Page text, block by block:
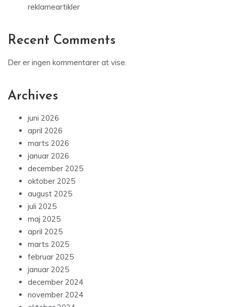
reklameartikler
Recent Comments
Der er ingen kommentarer at vise.
Archives
juni 2026
april 2026
marts 2026
januar 2026
december 2025
oktober 2025
august 2025
juli 2025
maj 2025
april 2025
marts 2025
februar 2025
januar 2025
december 2024
november 2024